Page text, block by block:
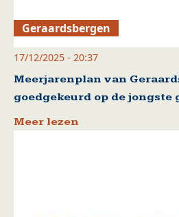
Geraardsbergen
17/12/2025 - 20:37
Meerjarenplan van
goedgekeurd op de jongste
Meer lezen